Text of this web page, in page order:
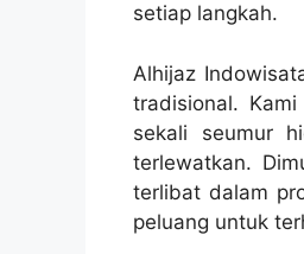
setiap langkah.
Alhijaz
tradisional.
sekali seumur
terlewatkan.
terlibat dalam
peluang untuk